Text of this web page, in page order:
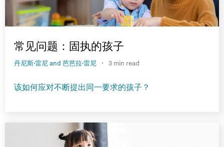
常见问题：固执的孩子
丹尼斯·雷尼 and 芭芭拉·雷尼 · 3 min read
该如何应对不断提出同一要求的孩子？